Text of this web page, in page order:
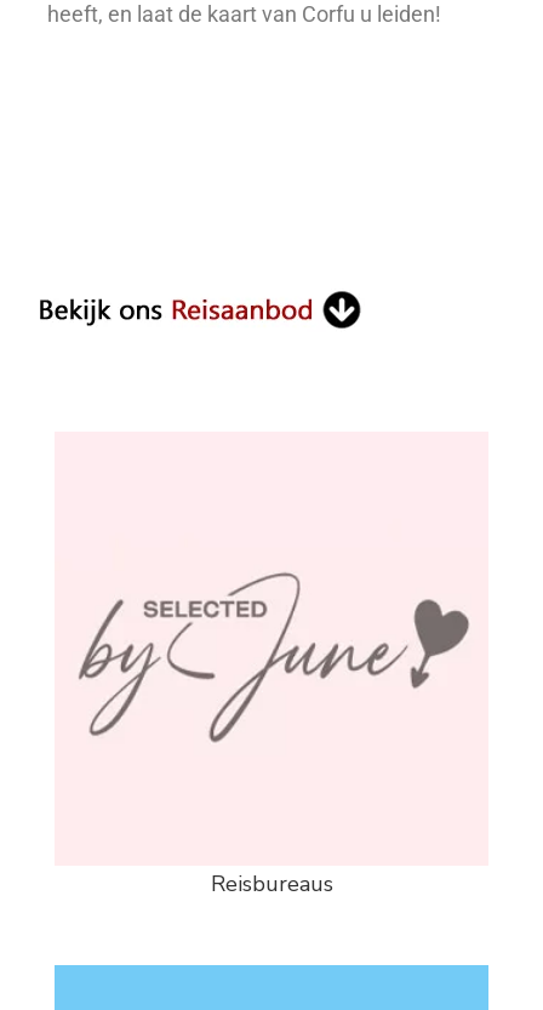
heeft, en laat de kaart van Corfu u leiden!
Reisbureaus